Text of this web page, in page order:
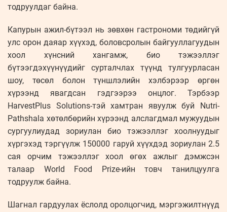
тодруулдаг байна.
Капурын ажил-бүтээл нь зөвхөн гастрономи төдийгүй
улс орон даяар хүүхэд, боловсролын байгууллагуудын
хоол хүнсний хангамж, био тэжээллэг
бүтээгдэхүүнүүдийг сурталчлах түүнд тулгуурласан
шоу, төсөл болон түншлэлийн хэлбэрээр өргөн
хүрээнд явагдсан гэдгээрээ онцлог. Тэрбээр
HarvestPlus Solutions-тэй хамтран явуулж буй Nutri-
Pathshala хөтөлбөрийн хүрээнд алслагдмал мужуудын
сургуулиудад зориулан био тэжээллэг хоолнуудыг
хүргэхэд тэргүүлж 150000 гаруй хүүхдэд зориулан 2.5
сая орчим тэжээллэг хоол өгөх ажлыг дэмжсэн
талаар World Food Prize-ийн товч танилцуулга
тодруулж байна.
Шагнал гардуулах ёслолд оролцогчид, мэргэжилтнүүд